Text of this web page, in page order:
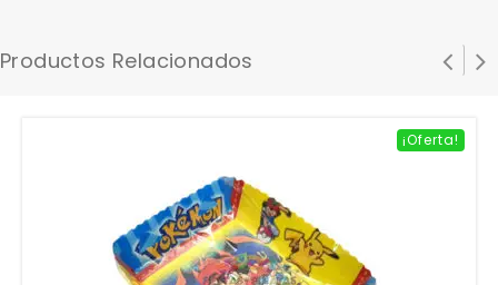
Productos Relacionados
¡Oferta!